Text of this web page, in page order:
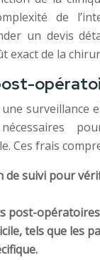
de
un devis
exact de la
surveillance
Ces frais
de suivi pour
post-
tels que les